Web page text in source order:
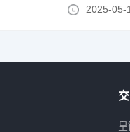
2025-05-